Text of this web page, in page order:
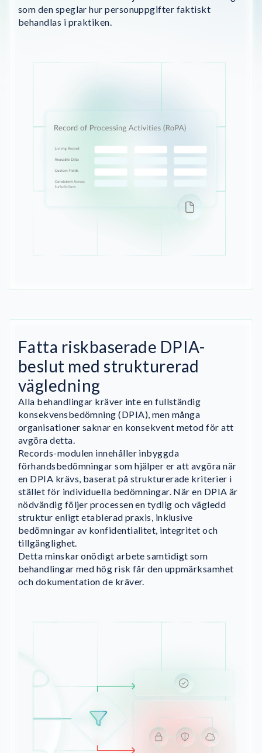
som den speglar hur personuppgifter faktiskt
behandlas i praktiken.
Fatta riskbaserade DPIA-
beslut med strukturerad
vägledning
Alla behandlingar kräver inte en fullständig
konsekvensbedömning (DPIA), men många
organisationer saknar en konsekvent metod för att
avgöra detta.
Records-modulen innehåller inbyggda
förhandsbedömningar som hjälper er att avgöra när
en DPIA krävs, baserat på strukturerade kriterier i
stället för individuella bedömningar. När en DPIA är
nödvändig följer processen en tydlig och vägledd
struktur enligt etablerad praxis, inklusive
bedömningar av konfidentialitet, integritet och
tillgänglighet.
Detta minskar onödigt arbete samtidigt som
behandlingar med hög risk får den uppmärksamhet
och dokumentation de kräver.